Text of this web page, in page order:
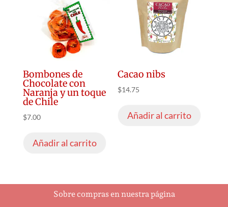
Bombones de
Chocolate con
Naranja y un toque
de Chile
$7.00
Añadir al carrito
Cacao nibs
$14.75
Añadir al carrito
Sobre compras en nuestra página